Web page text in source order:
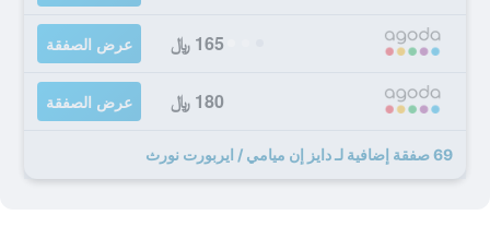
165 ﷼ عرض الصفقة
180 ﷼ عرض الصفقة
69 صفقة إضافية لـ دايز إن ميامي / ايربورت نورث